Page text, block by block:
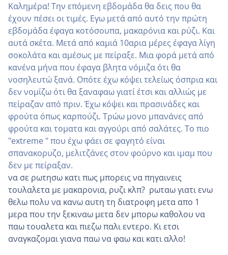
Καλημέρα! Την επόμενη εβδομάδα θα δεις που θα
έχουν πέσει οι τιμές. Εγω μετά από αυτό την πρώτη
εβδομάδα έφαγα κοτόσουπα, μακαρόνια και ρύζι. Και
αυτά σκέτα. Μετά από καμιά 10αρια μέρες έφαγα λίγη
σοκολάτα και αμέσως με πείραξε. Μια φορά μετά από
κανένα μήνα που έφαγα βλητα νόμιζα ότι θα
νοσηλευτώ ξανά. Οπότε έχω κόψει τελείως όσπρια και
δεν νομίζω ότι θα ξαναφαω γιατί έτσι και αλλιώς με
πείραζαν από πριν. Έχω κόψει και πρασινάδες και
φρούτα όπως καρπούζι. Τρώω μονο μπανάνες από
φρούτα και τοματα και αγγούρι από σαλάτες. Το πιο
"extreme " που έχω φάει σε φαγητό είναι
σπανακορυζο, μελιτζάνες στον φούρνο και ιμαμ που
δεν με πείραξαν.
να σε ρωτησω κατι πως μπορεις να πηγαινεις
τουλαλετα με μακαρονια, ρυζι κλπ? ρωταω γιατι ενω
θελω πολυ να κανω αυτη τη διατροφη μετα απο 1
μερα που την ξεκιναω μετα δεν μπορω καθολου να
παω τουαλετα και πιεζω παλι εντερο. Κι ετσι
αναγκαζομαι γιανα παω να φαω και κατι αλλο!